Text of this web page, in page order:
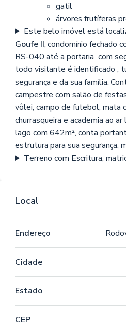
gatil
árvores frutíferas
Este belo imóvel está
Goufe II, condomínio fechado
RS-040 até a portaria com
todo visitante é identificado ,
segurança e da sua família.
campestre com salão de
vôlei, campo de futebol, mata
churrasqueira e academia ao
lago com 642m², conta
estrutura para sua segurança,
Terreno com Escritura,
Local
Endereço
Cidade
Estado
CEP